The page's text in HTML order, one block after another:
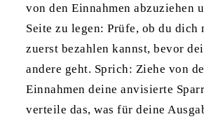
von den Einnahmen abzuziehen
Seite zu legen: Prüfe, ob du dich
zuerst bezahlen kannst, bevor
andere geht. Sprich: Ziehe von
Einnahmen deine anvisierte
verteile das, was für deine